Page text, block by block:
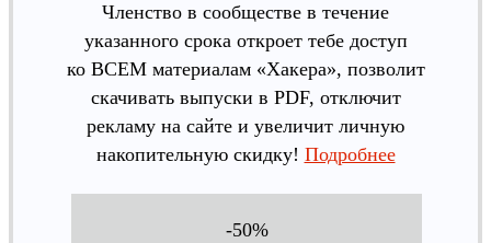
Членство в сообществе в течение
указанного срока откроет тебе доступ
ко ВСЕМ материалам «Хакера», позволит
скачивать выпуски в PDF, отключит
рекламу на сайте и увеличит личную
накопительную скидку! Подробнее
-50%